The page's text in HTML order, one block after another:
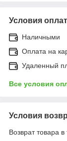
Условия
Наличными
Оплата на
Удаленный
Все условия
Условия
Возврат товара